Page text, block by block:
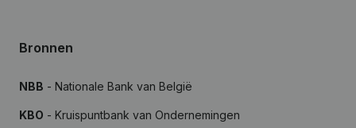
Bronnen
NBB - Nationale Bank van België
KBO - Kruispuntbank van Ondernemingen